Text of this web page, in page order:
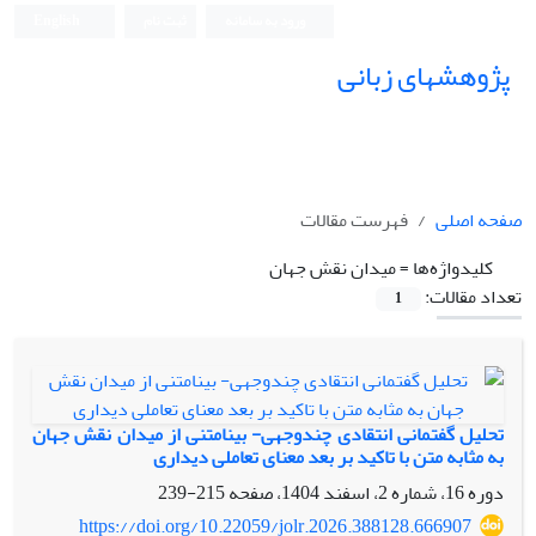
پژوهشهای زبانی
صفحه اصلی
فهرست مقالات
کلیدواژه‌ها =میدان نقش جهان
تعداد مقالات:
1
تحلیل گفتمانی انتقادی چندوجهی- بینامتنی از میدان نقش جهان
به مثابه متن با تاکید بر بعد معنای تعاملی دیداری
دوره 16، شماره 2، اسفند 1404، صفحه
215-239
https://doi.org/10.22059/jolr.2026.388128.666907